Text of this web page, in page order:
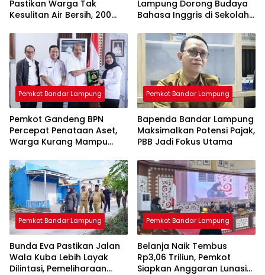
Pastikan Warga Tak
Kesulitan Air Bersih, 200
Lampung Dorong Budaya
Bahasa Inggris di Sekolah
Berprestasi
Pemkot Bandar Lampung
Pemkot Gandeng BPN
Percepat Penataan Aset,
Warga Kurang Mampu
Tanah
Pemkot Bandar Lampung
Bapenda Bandar Lampung
Maksimalkan Potensi Pajak,
PBB Jadi Fokus Utama
Pemkot Bandar Lampung
Bunda Eva Pastikan Jalan
Wala Kuba Lebih Layak
Dilintasi, Pemeliharaan
Pemkot Bandar Lampung
Belanja Naik Tembus
Rp3,06 Triliun, Pemkot
Siapkan Anggaran Lunasi